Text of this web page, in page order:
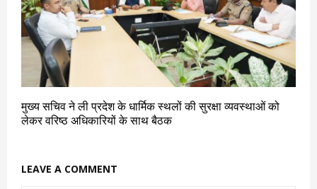
मुख्य सचिव ने ली प्रदेश के धार्मिक स्थलों की सुरक्षा व्यवस्थाओं को
लेकर वरिष्ठ अधिकारियों के साथ बैठक
LEAVE A COMMENT